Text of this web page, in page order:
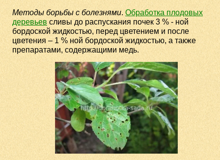
Методы борьбы с болезнями. Обработка плодовых
деревьев сливы до распускания почек 3 % - ной
бордоской жидкостью, перед цветением и после
цветения – 1 % ной бордоской жидкостью, а также
препаратами, содержащими медь.